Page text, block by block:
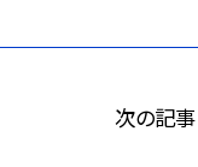
次の記事